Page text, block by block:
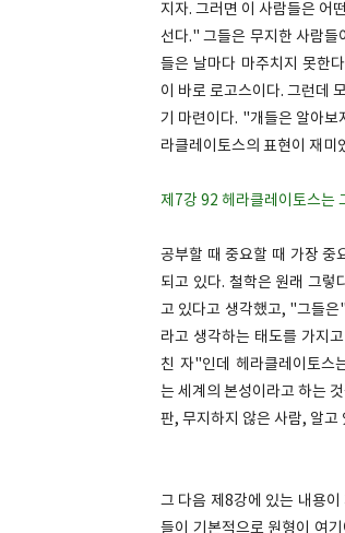
지자. 그러면 이 사람들은 어
선다." 그들은 무지한 사람들
들은 날마다 마주치지 못한
이 바로 로고스이다. 그런데
기 마련이다. "개들은 알아보
라클레이토스의 표현이 재미
제7강 92 헤라클레이토스는
공부할 때 중요할 때 가장 중
되고 있다. 철학은 원래 그렇
고 있다고 생각했고, "그들은
라고 생각하는 태도를 가지
친 자"인데 헤라클레이토스
는 세계의 본성이라고 하는
판, 무지하지 않은 사람, 알고
그 다음 제8강에 있는 내용
들이 기본적으로 원형이 여